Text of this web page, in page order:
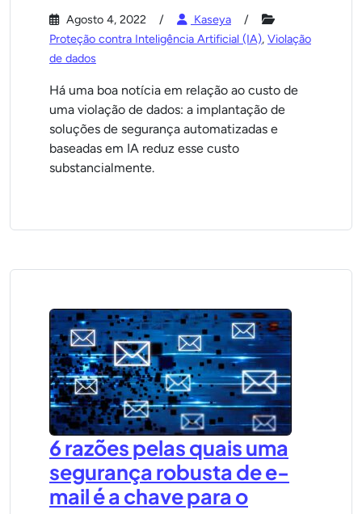
Agosto 4, 2022
Kaseya
Proteção contra Inteligência Artificial (IA), Violação
de dados
Há uma boa notícia em relação ao custo de
uma violação de dados: a implantação de
soluções de segurança automatizadas e
baseadas em IA reduz esse custo
substancialmente.
6 razões pelas quais uma
segurança robusta de e-
mail é a chave para o